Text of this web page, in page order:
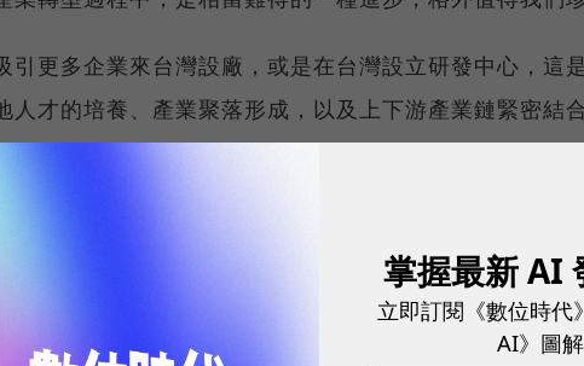
引更多企業來台灣設廠，或是在台灣設立研發中心，這
人才的培養、產業聚落形成，以及上下游產業鏈緊密結
條件都能形成正面效應後，透過內部激烈的競爭，這個
電子業的成功模式就是如此。
資人以散戶交易為主，追漲殺跌很可怕，但有時候，台
可愛的，最近與幾位產業專家訪談，就聽到了幾個有趣
人對生技產業的熱衷程度。
掌握最新 AI
立即訂閱《數位時代
AI》圖